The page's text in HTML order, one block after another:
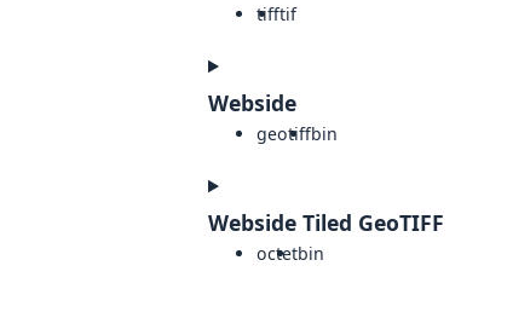
tifftif
Webside
geotiffbin
Webside Tiled GeoTIFF
octetbin